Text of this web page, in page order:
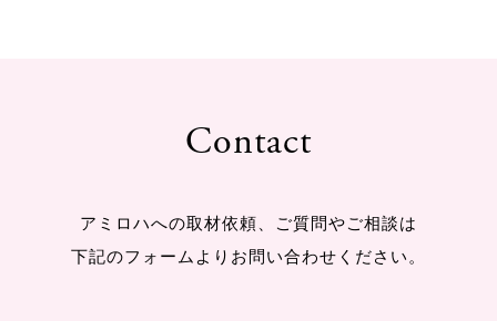
Contact
アミロハへの取材依頼、ご質問やご相談は
下記のフォームよりお問い合わせください。